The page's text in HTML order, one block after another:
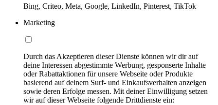
Bing, Criteo, Meta, Google, LinkedIn, Pinterest, TikTok
Marketing
Durch das Akzeptieren dieser Dienste können wir dir auf
deine Interessen abgestimmte Werbung, gesponserte Inhalte
oder Rabattaktionen für unsere Webseite oder Produkte
basierend auf deinem Surf- und Einkaufsverhalten anzeigen
sowie deren Erfolge messen. Mit deiner Einwilligung setzen
wir auf dieser Webseite folgende Drittdienste ein: